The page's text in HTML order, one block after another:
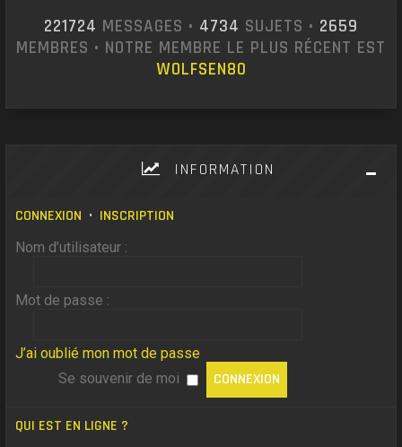
221724 MESSAGES • 4734 SUJETS • 2659
MEMBRES • NOTRE MEMBRE LE PLUS RÉCENT EST
WOLFSEN80
INFORMATION
CONNEXION • INSCRIPTION
Nom d’utilisateur :
Mot de passe :
J’ai oublié mon mot de passe
Se souvenir de moi
QUI EST EN LIGNE ?